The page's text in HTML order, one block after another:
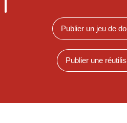
Publier un jeu de
Publier une